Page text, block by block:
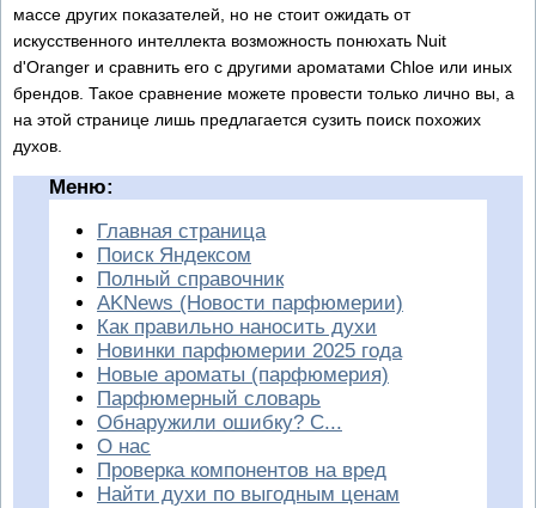
массе других показателей, но не стоит ожидать от
искусственного интеллекта возможность понюхать Nuit
d'Oranger и сравнить его с другими ароматами Chloe или иных
брендов. Такое сравнение можете провести только лично вы, а
на этой странице лишь предлагается сузить поиск похожих
духов.
Меню:
Главная страница
Поиск Яндексом
Полный справочник
AKNews (Новости парфюмерии)
Как правильно наносить духи
Новинки парфюмерии 2025 года
Новые ароматы (парфюмерия)
Парфюмерный словарь
Обнаружили ошибку? С...
О нас
Проверка компонентов на вред
Найти духи по выгодным ценам